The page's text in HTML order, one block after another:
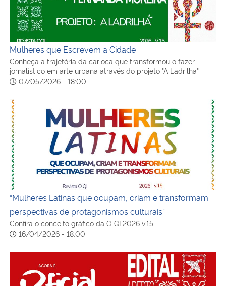
Mulheres que Escrevem a Cidade
Conheça a trajetória da carioca que transformou o fazer
jornalístico em arte urbana através do projeto "A Ladrilha"
07/05/2026 - 18:00
“Mulheres Latinas que ocupam, criam e transformam:
“Mulheres Latinas que ocupam, criam e transformam:
perspectivas de protagonismos culturais”
Confira o conceito gráfico da O QI 2026 v.15
16/04/2026 - 18:00
Está aberta a Chamada de Trabalhos para o dossiê